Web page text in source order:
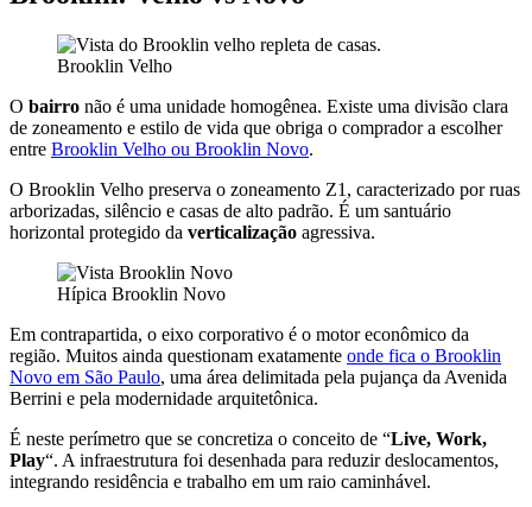
Brooklin Velho
O bairro não é uma unidade homogênea. Existe uma divisão clara
de zoneamento e estilo de vida que obriga o comprador a escolher
entre Brooklin Velho ou Brooklin Novo.
O Brooklin Velho preserva o zoneamento Z1, caracterizado por ruas
arborizadas, silêncio e casas de alto padrão. É um santuário
horizontal protegido da verticalização agressiva.
Hípica Brooklin Novo
Em contrapartida, o eixo corporativo é o motor econômico da
região. Muitos ainda questionam exatamente onde fica o Brooklin
Novo em São Paulo, uma área delimitada pela pujança da Avenida
Berrini e pela modernidade arquitetônica.
É neste perímetro que se concretiza o conceito de “Live, Work,
Play“. A infraestrutura foi desenhada para reduzir deslocamentos,
integrando residência e trabalho em um raio caminhável.